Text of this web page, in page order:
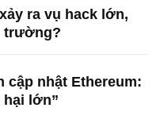
ra vụ hack lớn,
trường?
cập nhật Ethereum:
hại lớn”